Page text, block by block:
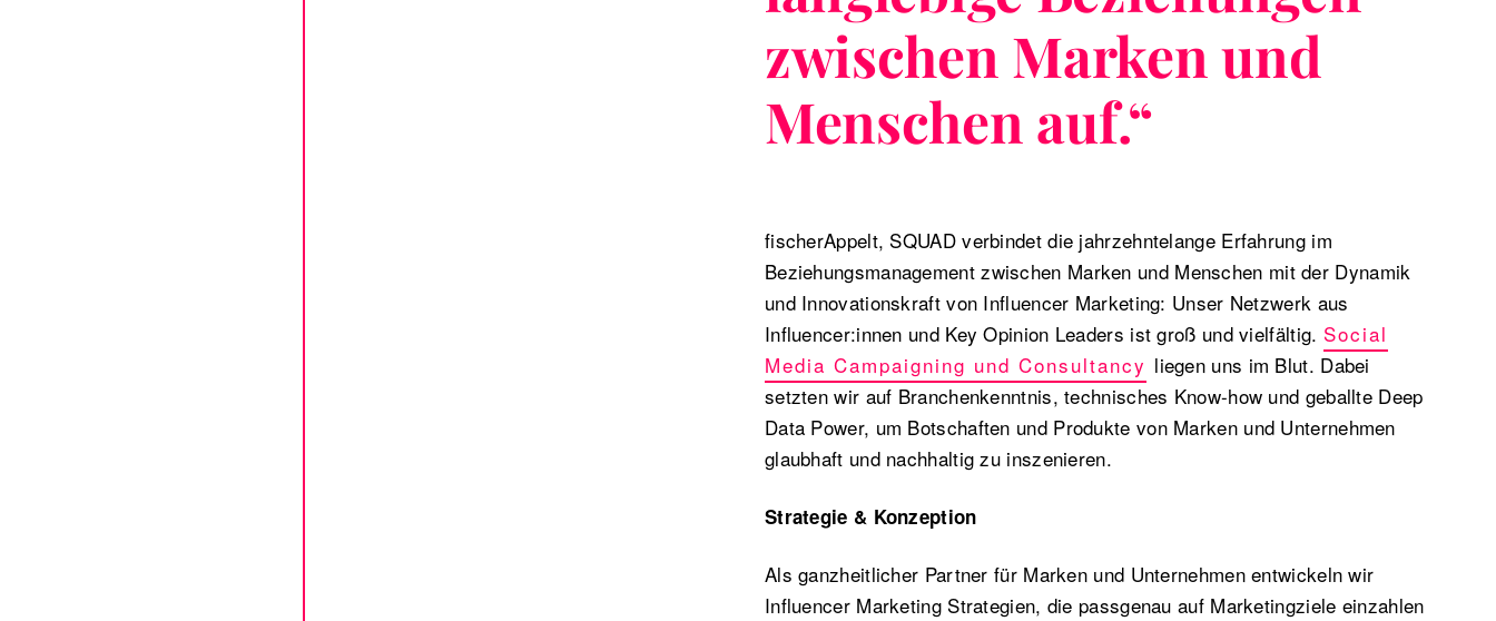
zwischen Marken und
Menschen auf.“
fischerAppelt, SQUAD verbindet die jahrzehntelange Erfahrung im
Beziehungsmanagement zwischen Marken und Menschen mit der Dynamik
und Innovationskraft von Influencer Marketing: Unser Netzwerk aus
Influencer:innen und Key Opinion Leaders ist groß und vielfältig. Social
Media Campaigning und Consultancy liegen uns im Blut. Dabei
setzten wir auf Branchenkenntnis, technisches Know-how und geballte Deep
Data Power, um Botschaften und Produkte von Marken und Unternehmen
glaubhaft und nachhaltig zu inszenieren.
Strategie & Konzeption
Als ganzheitlicher Partner für Marken und Unternehmen entwickeln wir
Influencer Marketing Strategien, die passgenau auf Marketingziele einzahlen